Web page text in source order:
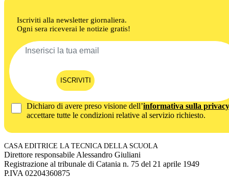
Iscriviti alla newsletter giornaliera.
Ogni sera riceverai le notizie gratis!
ISCRIVITI
Dichiaro di avere preso visione dell’informativa sulla privacy
accettare tutte le condizioni relative al servizio richiesto.
CASA EDITRICE LA TECNICA DELLA SCUOLA
Direttore responsabile Alessandro Giuliani
Registrazione al tribunale di Catania n. 75 del 21 aprile 1949
P.IVA 02204360875